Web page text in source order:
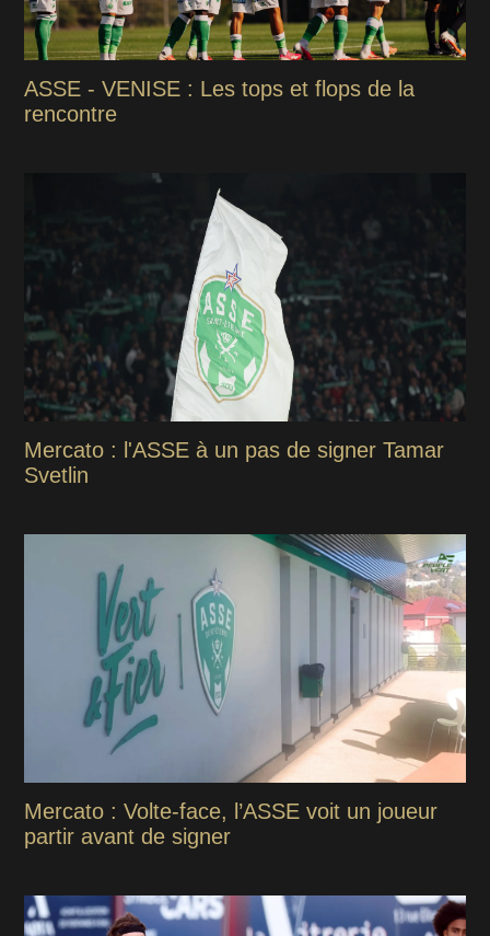
ASSE - VENISE : Les tops et flops de la
rencontre
Mercato : l'ASSE à un pas de signer Tamar
Svetlin
Mercato : Volte-face, l’ASSE voit un joueur
partir avant de signer